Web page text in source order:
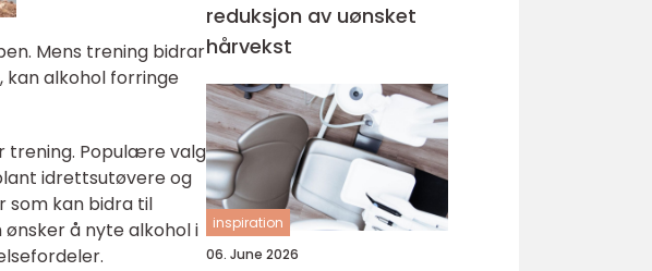
Mens trening bidrar
kan alkohol forringe
trening. Populære valg
idrettsutøvere og
som kan bidra til
å nyte alkohol i
reduksjon av uønsket
hårvekst
inspiration
06. June 2026